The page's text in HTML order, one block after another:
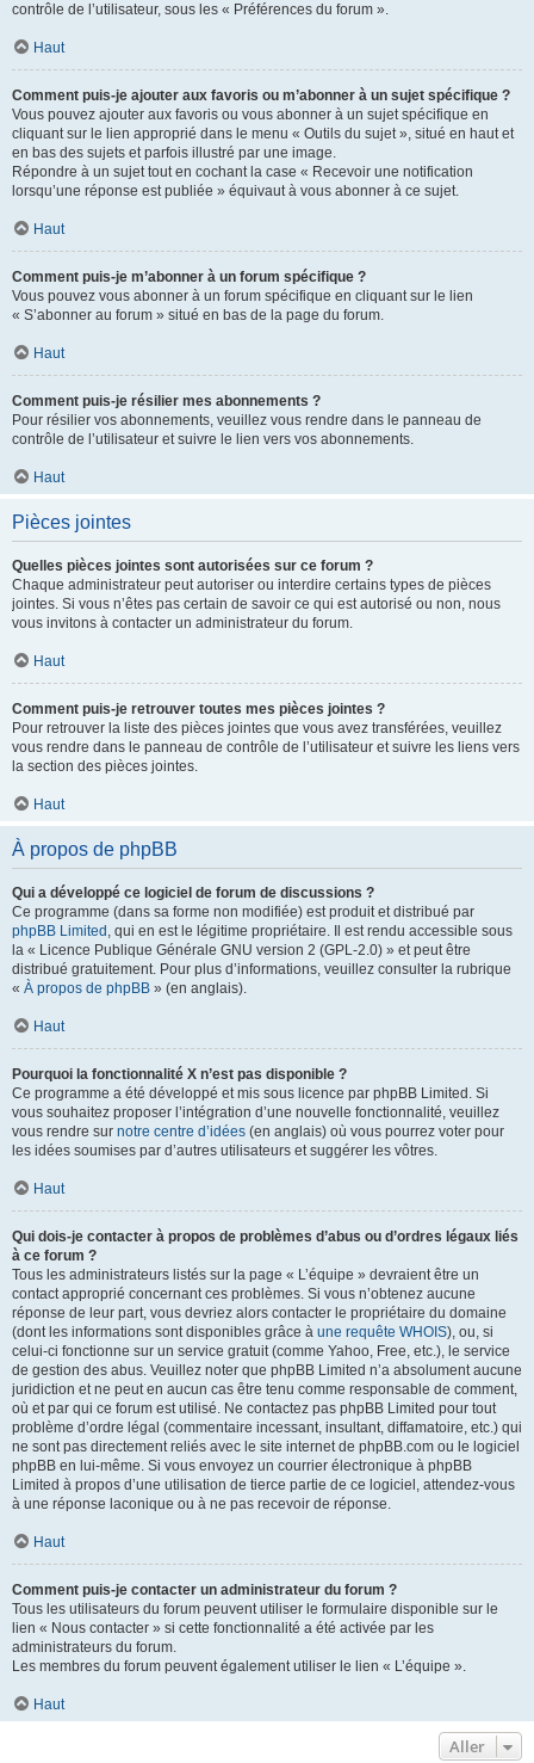
contrôle de l’utilisateur, sous les « Préférences du forum ».
Haut
Comment puis-je ajouter aux favoris ou m’abonner à un sujet spécifique ?
Vous pouvez ajouter aux favoris ou vous abonner à un sujet spécifique en
cliquant sur le lien approprié dans le menu « Outils du sujet », situé en haut et
en bas des sujets et parfois illustré par une image.
Répondre à un sujet tout en cochant la case « Recevoir une notification
lorsqu’une réponse est publiée » équivaut à vous abonner à ce sujet.
Haut
Comment puis-je m’abonner à un forum spécifique ?
Vous pouvez vous abonner à un forum spécifique en cliquant sur le lien
« S’abonner au forum » situé en bas de la page du forum.
Haut
Comment puis-je résilier mes abonnements ?
Pour résilier vos abonnements, veuillez vous rendre dans le panneau de
contrôle de l’utilisateur et suivre le lien vers vos abonnements.
Haut
Pièces jointes
Quelles pièces jointes sont autorisées sur ce forum ?
Chaque administrateur peut autoriser ou interdire certains types de pièces
jointes. Si vous n’êtes pas certain de savoir ce qui est autorisé ou non, nous
vous invitons à contacter un administrateur du forum.
Haut
Comment puis-je retrouver toutes mes pièces jointes ?
Pour retrouver la liste des pièces jointes que vous avez transférées, veuillez
vous rendre dans le panneau de contrôle de l’utilisateur et suivre les liens vers
la section des pièces jointes.
Haut
À propos de phpBB
Qui a développé ce logiciel de forum de discussions ?
Ce programme (dans sa forme non modifiée) est produit et distribué par
phpBB Limited , qui en est le légitime propriétaire. Il est rendu accessible sous
la « Licence Publique Générale GNU version 2 (GPL-2.0) » et peut être
distribué gratuitement. Pour plus d’informations, veuillez consulter la rubrique
« À propos de phpBB » (en anglais).
Haut
Pourquoi la fonctionnalité X n’est pas disponible ?
Ce programme a été développé et mis sous licence par phpBB Limited. Si
vous souhaitez proposer l’intégration d’une nouvelle fonctionnalité, veuillez
vous rendre sur notre centre d’idées (en anglais) où vous pourrez voter pour
les idées soumises par d’autres utilisateurs et suggérer les vôtres.
Haut
Qui dois-je contacter à propos de problèmes d’abus ou d’ordres légaux liés
à ce forum ?
Tous les administrateurs listés sur la page « L’équipe » devraient être un
contact approprié concernant ces problèmes. Si vous n’obtenez aucune
réponse de leur part, vous devriez alors contacter le propriétaire du domaine
(dont les informations sont disponibles grâce à une requête WHOIS), ou, si
celui-ci fonctionne sur un service gratuit (comme Yahoo, Free, etc.), le service
de gestion des abus. Veuillez noter que phpBB Limited n’a absolument aucune
juridiction et ne peut en aucun cas être tenu comme responsable de comment,
où et par qui ce forum est utilisé. Ne contactez pas phpBB Limited pour tout
problème d’ordre légal (commentaire incessant, insultant, diffamatoire, etc.) qui
ne sont pas directement reliés avec le site internet de phpBB.com ou le logiciel
phpBB en lui-même. Si vous envoyez un courrier électronique à phpBB
Limited à propos d’une utilisation de tierce partie de ce logiciel, attendez-vous
à une réponse laconique ou à ne pas recevoir de réponse.
Haut
Comment puis-je contacter un administrateur du forum ?
Tous les utilisateurs du forum peuvent utiliser le formulaire disponible sur le
lien « Nous contacter » si cette fonctionnalité a été activée par les
administrateurs du forum.
Les membres du forum peuvent également utiliser le lien « L’équipe ».
Haut
Aller